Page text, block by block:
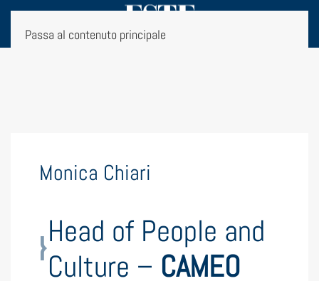
Passa al contenuto principale
Monica Chiari
Head of People and
Culture – CAMEO